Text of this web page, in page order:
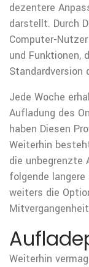
dezentere
darstellt. Durch
Computer-
und Funktionen,
Standardversion
Jede Woche
Aufladung des
haben Diesen
Weiterhin
die unbegrenzte
folgende
weiters die
Weiterhin